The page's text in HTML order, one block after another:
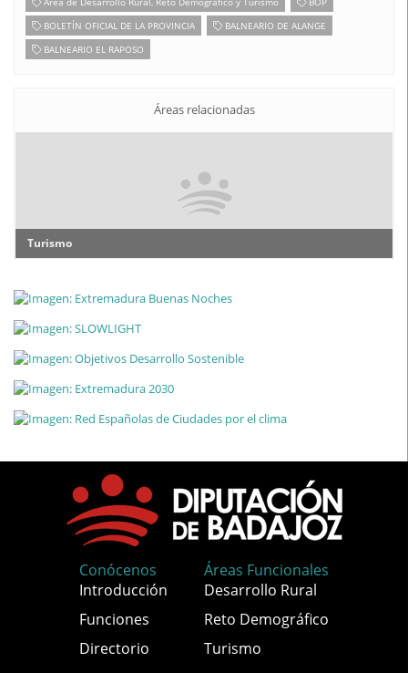
BOLETÍN OFICIAL DE LA PROVINCIA
BALNEARIO DE ALANGE
BALNEARIO EL RAPOSO
Áreas relacionadas
Turismo
Conócenos
Introducción
Funciones
Directorio
Áreas Funcionales
Desarrollo Rural
Reto Demográfico
Turismo